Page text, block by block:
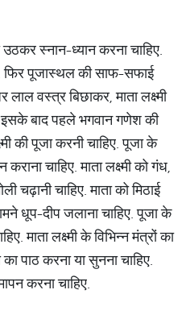
स्नान-ध्यान करना चाहिए.
फिर पूजास्थल की साफ-सफाई
वस्त्र बिछाकर, माता लक्ष्मी
इसके बाद पहले भगवान गणेश की
की पूजा करनी चाहिए. पूजा के
कराना चाहिए. माता लक्ष्मी को गंध,
चढ़ानी चाहिए. माता को मिठाई
धूप-दीप जलाना चाहिए. पूजा के
माता लक्ष्मी के विभिन्न मंत्रों का
पाठ करना या सुनना चाहिए.
करना चाहिए.